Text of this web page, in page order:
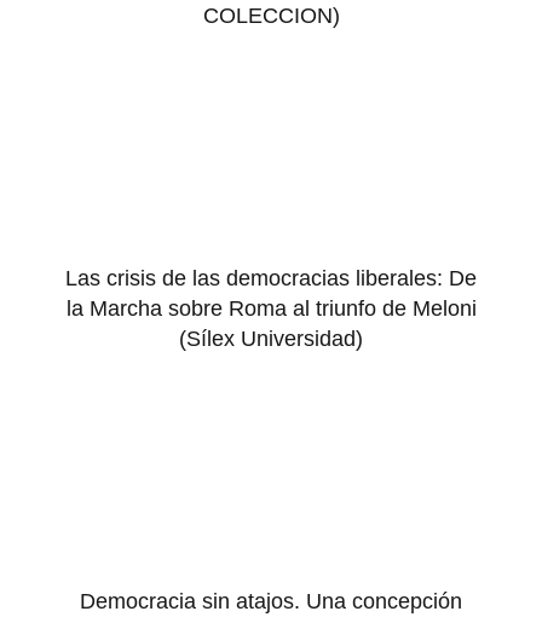
COLECCION)
Las crisis de las democracias liberales: De
la Marcha sobre Roma al triunfo de Meloni
(Sílex Universidad)
Democracia sin atajos. Una concepción